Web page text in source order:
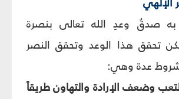
صدقُ وعدِ الله تعالى بنصرة
تحقق هذا الوعد وتحقق النصر
شروط عدة وهي:
وضعف الإرادة والتهاون طريقاً